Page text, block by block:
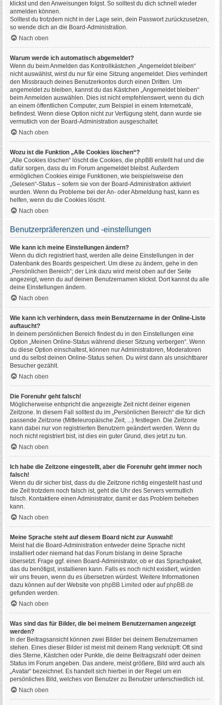
klickst und den Anweisungen folgst. So solltest du dich schnell wieder
anmelden können.
Solltest du trotzdem nicht in der Lage sein, dein Passwort zurückzusetzen,
so wende dich an die Board-Administration.
Nach oben
Warum werde ich automatisch abgemeldet?
Wenn du beim Anmelden das Kontrollkästchen „Angemeldet bleiben“
nicht auswählst, wirst du nur für eine Sitzung angemeldet. Dies verhindert
den Missbrauch deines Benutzerkontos durch einen Dritten. Um
angemeldet zu bleiben, kannst du das Kästchen „Angemeldet bleiben“
beim Anmelden auswählen. Dies ist nicht empfehlenswert, wenn du dich
an einem öffentlichen Computer, zum Beispiel in einem Internetcafé,
befindest. Wenn diese Option nicht zur Verfügung steht, dann wurde sie
vermutlich von der Board-Administration ausgeschaltet.
Nach oben
Wozu ist die Funktion „Alle Cookies löschen“?
„Alle Cookies löschen“ löscht die Cookies, die phpBB erstellt hat und die
dafür sorgen, dass du im Forum angemeldet bleibst. Außerdem
ermöglichen Cookies einige Funktionen, wie beispielsweise den
„Gelesen“-Status – sofern sie von der Board-Administration aktiviert
wurden. Wenn du Probleme bei der An- oder Abmeldung hast, kann es
helfen, wenn du die Cookies löscht.
Nach oben
Benutzerpräferenzen und -einstellungen
Wie kann ich meine Einstellungen ändern?
Wenn du dich registriert hast, werden alle deine Einstellungen in der
Datenbank des Boards gespeichert. Um diese zu ändern, gehe in den
„Persönlichen Bereich“; der Link dazu wird meist oben auf der Seite
angezeigt, wenn du auf deinen Benutzernamen klickst. Dort kannst du alle
deine Einstellungen ändern.
Nach oben
Wie kann ich verhindern, dass mein Benutzername in der Online-Liste
auftaucht?
In deinem persönlichen Bereich findest du in den Einstellungen eine
Option „Meinen Online-Status während dieser Sitzung verbergen“. Wenn
du diese Option einschaltest, können nur Administratoren, Moderatoren
und du selbst deinen Online-Status sehen. Du wirst dann als unsichtbarer
Besucher gezählt.
Nach oben
Die Forenuhr geht falsch!
Möglicherweise entspricht die angezeigte Zeit nicht deiner eigenen
Zeitzone. In diesem Fall solltest du im „Persönlichen Bereich“ die für dich
passende Zeitzone (Mitteleuropäische Zeit, ...) festlegen. Die Zeitzone
kann dabei nur von registrierten Benutzern geändert werden. Wenn du
noch nicht registriert bist, ist dies ein guter Grund, dies jetzt zu tun.
Nach oben
Ich habe die Zeitzone eingestellt, aber die Forenuhr geht immer noch
falsch!
Wenn du dir sicher bist, dass du die Zeitzone richtig eingestellt hast und
die Zeit trotzdem noch falsch ist, geht die Uhr des Servers vermutlich
falsch. Kontaktiere einen Administrator, damit er das Problem beheben
kann.
Nach oben
Meine Sprache steht auf diesem Board nicht zur Auswahl!
Meist hat die Board-Administration entweder deine Sprache nicht
installiert oder niemand hat das Forum bislang in deine Sprache
übersetzt. Frage ggf. einen Board-Administrator, ob er das Sprachpaket,
das du benötigst, installieren kann. Falls es noch nicht existiert, würden
wir uns freuen, wenn du es übersetzen würdest. Weitere Informationen
dazu können auf der Website von phpBB Limited oder aufphpBB.de
gefunden werden.
Nach oben
Was sind das für Bilder, die bei meinem Benutzernamen angezeigt
werden?
In der Beitragsansicht können zwei Bilder bei deinem Benutzernamen
stehen. Eines dieser Bilder ist meist mit deinem Rang verknüpft: Oft sind
dies Sterne, Kästchen oder Punkte, die deine Beitragszahl oder deinen
Status im Forum angeben. Das andere, meist größere, Bild wird auch als
„Avatar“ bezeichnet. Es handelt sich hierbei in der Regel um ein
persönliches Bild, welches von Benutzer zu Benutzer unterschiedlich ist.
Nach oben